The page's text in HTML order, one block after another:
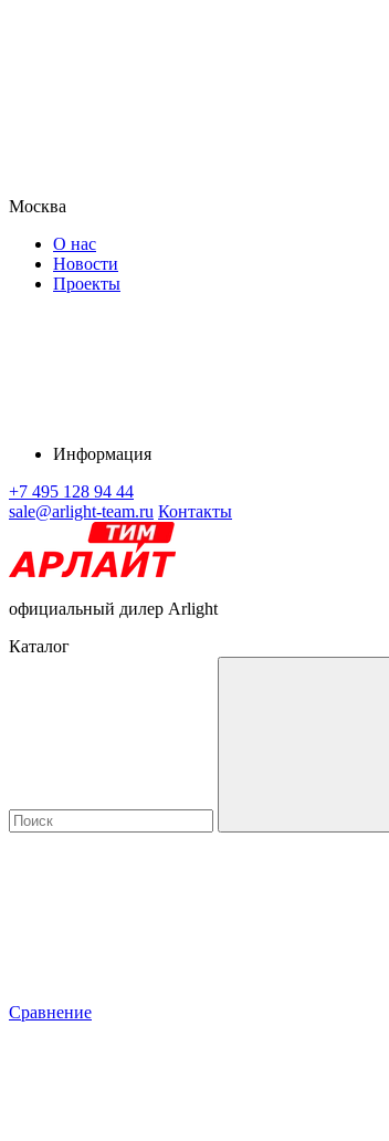
Москва
О нас
Новости
Проекты
Информация
+7 495 128 94 44
sale@arlight-team.ru Контакты
официальный дилер Arlight
Каталог
Сравнение